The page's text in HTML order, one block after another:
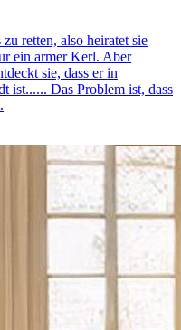
retten, also heiratet sie
ein armer Kerl. Aber
sie, dass er in
ist...... Das Problem ist, dass